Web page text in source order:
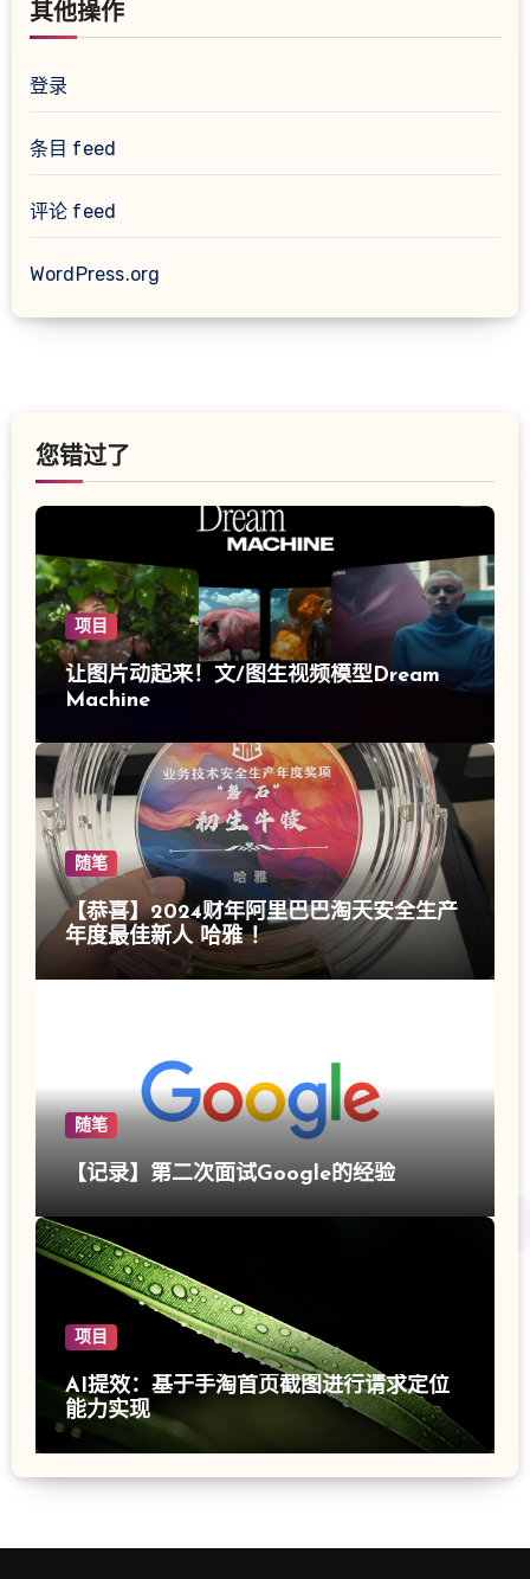
其他操作
登录
条目 feed
评论 feed
WordPress.org
您错过了
项目
让图片动起来！文/图生视频模型Dream
Machine
随笔
【恭喜】2024财年阿里巴巴淘天安全生产
年度最佳新人 哈雅 ！
随笔
【记录】第二次面试Google的经验
项目
AI提效：基于手淘首页截图进行请求定位
能力实现